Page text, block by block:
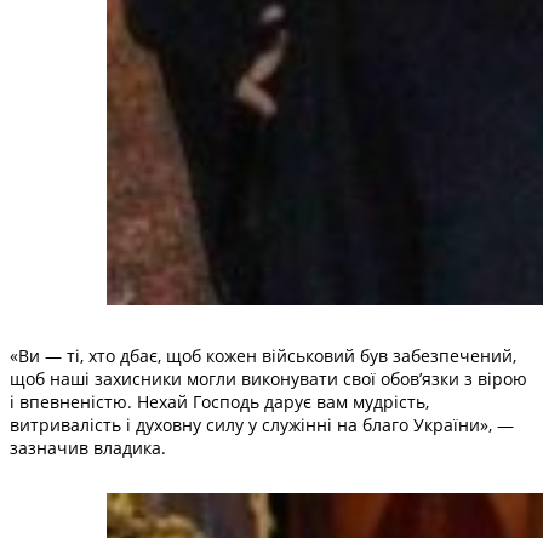
«Ви — ті, хто дбає, щоб кожен військовий був забезпечений,
щоб наші захисники могли виконувати свої обов’язки з вірою
і впевненістю. Нехай Господь дарує вам мудрість,
витривалість і духовну силу у служінні на благо України», —
зазначив владика.